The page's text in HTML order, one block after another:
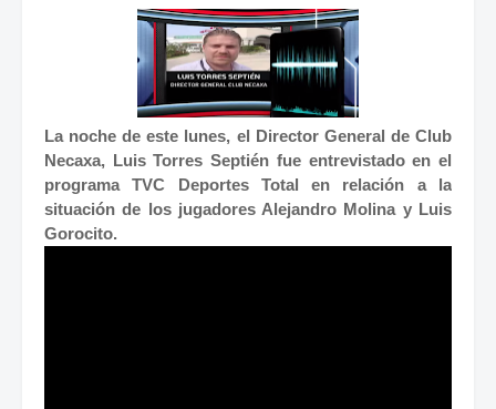
La noche de este lunes, el Director General de Club
Necaxa, Luis Torres Septién fue entrevistado en el
programa TVC Deportes Total en relación a la
situación de los jugadores Alejandro Molina y Luis
Gorocito.